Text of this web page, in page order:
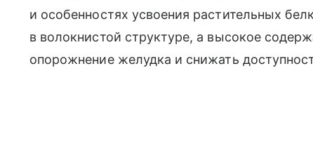
и особенностях усвоения растительных
в волокнистой структуре, а высокое
опорожнение желудка и снижать